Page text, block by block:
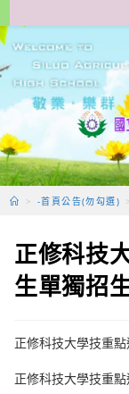
轉
至
要
容
> -首頁公告(勿勾選) >
正修科技
生單獨招
正修科技大學技重
正修科技大學技重